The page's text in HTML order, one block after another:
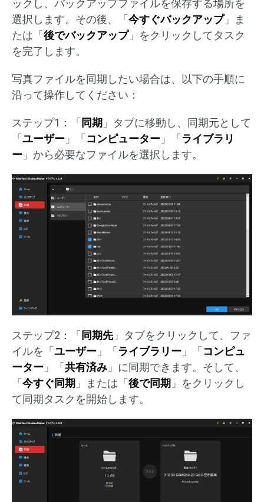
ックし、バックアップファイルを保存する場所を
選択します。その後、「 今すぐバックアップ」ま
たは「 後でバックアップ」をクリックしてタスク
を完了します。
写真ファイルを同期したい場合は、以下の手順に
沿って操作してください：
ステップ1：「 同期 」タブに移動し、同期元として
「 ユーザー 」「 コンピューター 」「 ライブラリ
ー 」から必要なファイルを選択します。
ステップ2：「 同期先」タブをクリックして、ファ
イルを「 ユーザー 」「 ライブラリー 」「 コンピュ
ーター 」「 共有済み 」に同期できます。そして、
「 今すぐ同期 」または「 後で同期 」をクリックし
て同期タスクを開始します。